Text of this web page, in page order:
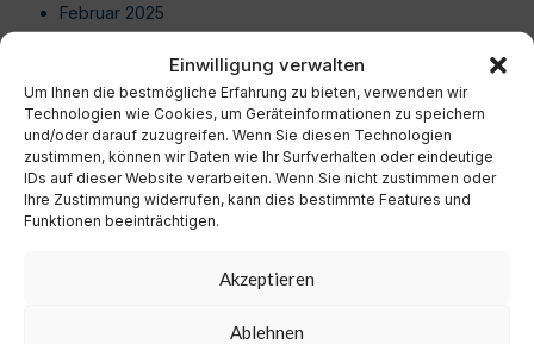
Einwilligung verwalten
Um Ihnen die bestmögliche Erfahrung zu bieten, verwenden wir
Technologien wie Cookies, um Geräteinformationen zu speichern
und/oder darauf zuzugreifen. Wenn Sie diesen Technologien
zustimmen, können wir Daten wie Ihr Surfverhalten oder eindeutige
IDs auf dieser Website verarbeiten. Wenn Sie nicht zustimmen oder
Ihre Zustimmung widerrufen, kann dies bestimmte Features und
Funktionen beeinträchtigen.
Akzeptieren
Ablehnen
Februar 2025
Dezember 2024
November 2024
Oktober 2024
September 2024
August 2024
Juli 2024
Juni 2024